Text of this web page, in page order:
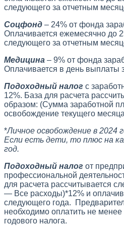
следующего за отчетным
Соцфонд – 24% от фонда
Оплачивается ежемесячно до
следующего за отчетным
Медицина – 9% от фонда
Оплачивается в день выплаты
Подоходный налог с
12%. База для расчета
образом: (Сумма заработной
освобождение текущего
*Личное освобождение в 2024
Если есть дети, то плюс на
год.
Подоходный налог от
профессиональной
для расчета рассчитывается
— Все расходы)*12% и
следующего года.
необходимо оплатить не
годового налога.